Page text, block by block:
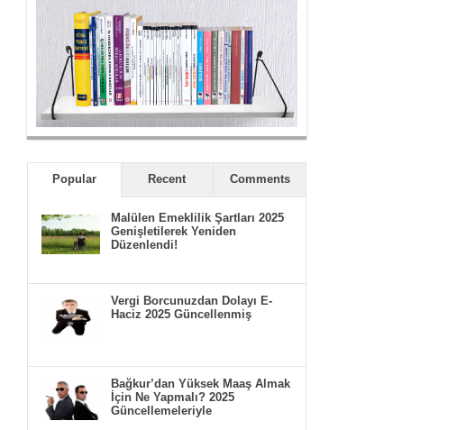
Popular Recent Comments
Malülen Emeklilik Şartları 2025
Genişletilerek Yeniden
Düzenlendi!
Vergi Borcunuzdan Dolayı E-
Haciz 2025 Güncellenmiş
Bağkur’dan Yüksek Maaş Almak
İçin Ne Yapmalı? 2025
Güncellemeleriyle